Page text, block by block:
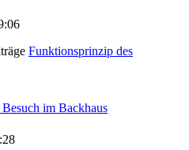
Funktionsprinzip des
Besuch im Backhaus